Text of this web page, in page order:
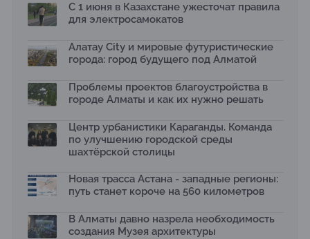
С 1 июня в Казахстане ужесточат правила
для электросамокатов
Алатау City и мировые футуристические
города: город будущего под Алматой
Проблемы проектов благоустройства в
городе Алматы и как их нужно решать
Центр урбанистики Караганды. Команда
по улучшению городской среды
шахтёрской столицы
Новая трасса Астана - западные регионы:
путь станет короче на 560 километров
В Алматы давно назрела необходимость
создания Музея архитектуры